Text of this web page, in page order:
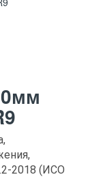
2018 (ИСО